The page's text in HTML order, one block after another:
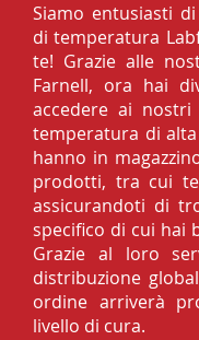
Siamo entusiasti
di temperatura
te! Grazie alle
Farnell, ora hai
accedere ai
temperatura di alta
hanno in
prodotti, tra cui
assicurandoti di
specifico di cui hai
Grazie al loro
distribuzione
ordine arriverà
livello di cura.